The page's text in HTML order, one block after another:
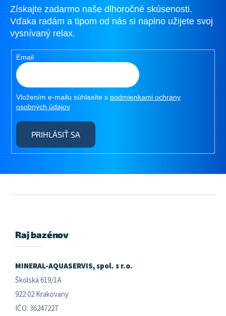
Získajte zadarmo naše dlhoročné skúsenosti.
Vďaka radám a tipom od nás si naplno užijete svoj
vysnívaný relax.
Email
Vložením e-mailu súhlasíte s podmienkami ochrany
osobných údajov
PRIHLÁSIŤ SA
Raj bazénov
MINERAL-AQUASERVIS, spol. s r.o.
Školská 619/1A
922 02 Krakovany
IČO: 36247227